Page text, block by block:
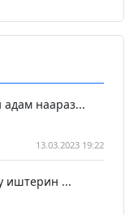
наараз...
13.03.2023 19:22
иштерин ...